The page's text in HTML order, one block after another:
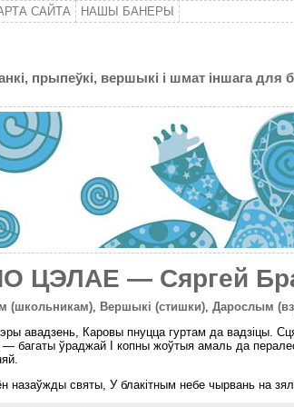
САЙТА НАШЫ БАНЕРЫ
прыпеўкі, вершыкі і шмат іншага для
ЦЭЛАЕ — Сяргей
(школьникам), Вершыкі (стишки), Дарослым
авадзень, Каровы пнуцца гуртам да вадзiцы.
багаты ўраджай I копны жоўтыя амаль да
назаўжды святы, У блакiтным небе чырвань на